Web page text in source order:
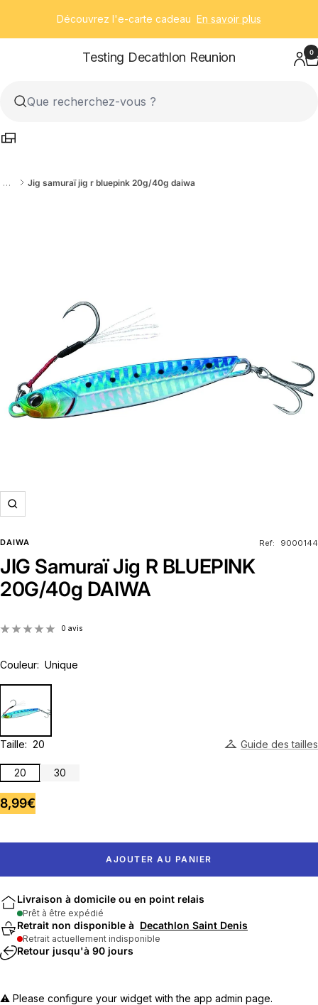
contenu
Découvrez l'e-carte cadeau En savoir plus
Testing Decathlon Reunion 0
… Jig samuraï jig r bluepink 20g/40g daiwa
Zoom
DAIWA
JIG Samuraï Jig R BLUEPINK
20G/40g DAIWA
0 avis
Ref: 9000144
Taille: 20 Guide des tailles
20 30
Couleur: Unique
Prix
vente
8,99€
AJOUTER AU PANIER
Livraison à domicile ou en point relais
Prêt à être expédié
Retrait non disponible à Decathlon Saint Denis
Retrait actuellement indisponible
Retour jusqu'à 90 jours
⚠️ Please configure your widget with the app admin page.